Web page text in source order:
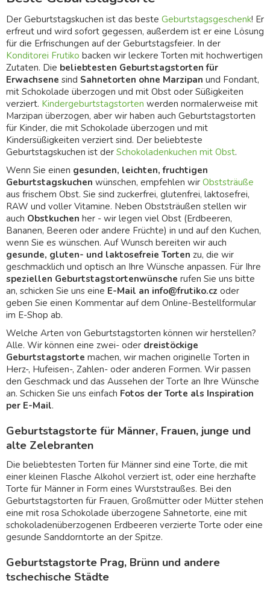
Der Geburtstagskuchen ist das beste Geburtstagsgeschenk! Er
erfreut und wird sofort gegessen, außerdem ist er eine Lösung
für die Erfrischungen auf der Geburtstagsfeier. In der
Konditorei Frutiko backen wir leckere Torten mit hochwertigen
Zutaten. Die beliebtesten Geburtstagstorten für
Erwachsene sind Sahnetorten ohne Marzipan und Fondant,
mit Schokolade überzogen und mit Obst oder Süßigkeiten
verziert. Kindergeburtstagstorten werden normalerweise mit
Marzipan überzogen, aber wir haben auch Geburtstagstorten
für Kinder, die mit Schokolade überzogen und mit
Kindersüßigkeiten verziert sind. Der beliebteste
Geburtstagskuchen ist der Schokoladenkuchen mit Obst.
Wenn Sie einen gesunden, leichten, fruchtigen
Geburtstagskuchen wünschen, empfehlen wir Obststräuße
aus frischem Obst. Sie sind zuckerfrei, glutenfrei, laktosefrei,
RAW und voller Vitamine. Neben Obststräußen stellen wir
auch Obstkuchen her - wir legen viel Obst (Erdbeeren,
Bananen, Beeren oder andere Früchte) in und auf den Kuchen,
wenn Sie es wünschen. Auf Wunsch bereiten wir auch
gesunde, gluten- und laktosefreie Torten zu, die wir
geschmacklich und optisch an Ihre Wünsche anpassen. Für Ihre
speziellen Geburtstagstortenwünsche rufen Sie uns bitte
an, schicken Sie uns eine E-Mail an info@frutiko.cz oder
geben Sie einen Kommentar auf dem Online-Bestellformular
im E-Shop ab.
Welche Arten von Geburtstagstorten können wir herstellen?
Alle. Wir können eine zwei- oder dreistöckige
Geburtstagstorte machen, wir machen originelle Torten in
Herz-, Hufeisen-, Zahlen- oder anderen Formen. Wir passen
den Geschmack und das Aussehen der Torte an Ihre Wünsche
an. Schicken Sie uns einfach Fotos der Torte als Inspiration
per E-Mail.
Geburtstagstorte für Männer, Frauen, junge und
alte Zelebranten
Die beliebtesten Torten für Männer sind eine Torte, die mit
einer kleinen Flasche Alkohol verziert ist, oder eine herzhafte
Torte für Männer in Form eines Wurststraußes. Bei den
Geburtstagstorten für Frauen, Großmütter oder Mütter stehen
eine mit rosa Schokolade überzogene Sahnetorte, eine mit
schokoladenüberzogenen Erdbeeren verzierte Torte oder eine
gesunde Sanddorntorte an der Spitze.
Geburtstagstorte Prag, Brünn und andere
tschechische Städte